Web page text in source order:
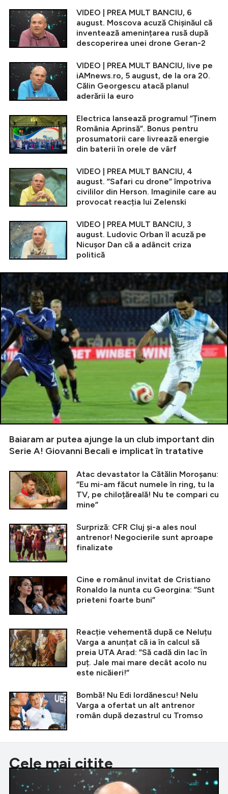
VIDEO | PREA MULT BANCIU, 6
august. Moscova acuză Chișinăul că
inventează amenințarea rusă după
descoperirea unei drone Geran-2
VIDEO | PREA MULT BANCIU, live pe
iAMnews.ro, 5 august, de la ora 20.
Călin Georgescu atacă planul
aderării la euro
Electrica lansează programul ”Ținem
România Aprinsă”. Bonus pentru
prosumatorii care livrează energie
din baterii în orele de vârf
VIDEO | PREA MULT BANCIU, 4
august. ”Safari cu drone” împotriva
civililor din Herson. Imaginile care au
provocat reacția lui Zelenski
VIDEO | PREA MULT BANCIU, 3
august. Ludovic Orban îl acuză pe
Nicușor Dan că a adâncit criza
politică
Baiaram ar putea ajunge la un club important din
Serie A! Giovanni Becali e implicat în tratative
Atac devastator la Cătălin Moroșanu:
”Eu mi-am făcut numele în ring, tu la
TV, pe chiloțăreală! Nu te compari cu
mine”
Surpriză: CFR Cluj și-a ales noul
antrenor! Negocierile sunt aproape
finalizate
Cine e românul invitat de Cristiano
Ronaldo la nunta cu Georgina: ”Sunt
prieteni foarte buni”
Reacție vehementă după ce Neluțu
Varga a anunțat că ia în calcul să
preia UTA Arad: ”Să cadă din lac în
puț. Jale mai mare decât acolo nu
este nicăieri!”
Bombă! Nu Edi Iordănescu! Nelu
Varga a ofertat un alt antrenor
român după dezastrul cu Tromso
Cele mai citite